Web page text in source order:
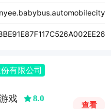
有限公司
戏 8.0
查看